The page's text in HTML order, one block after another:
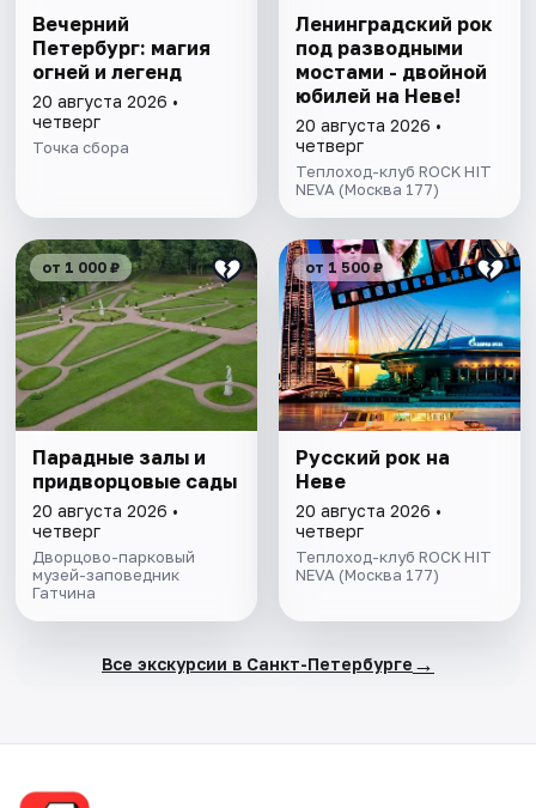
Вечерний
Петербург: магия
огней и легенд
20 августа 2026 •
четверг
Точка сбора
Ленинградский рок
под разводными
мостами - двойной
юбилей на Неве!
20 августа 2026 •
четверг
Теплоход-клуб ROCK HIT
NEVA (Москва 177)
от 1 000 ₽
Парадные залы и
придворцовые сады
20 августа 2026 •
четверг
Дворцово-парковый
музей-заповедник
Гатчина
от 1 500 ₽
Русский рок на
Неве
20 августа 2026 •
четверг
Теплоход-клуб ROCK HIT
NEVA (Москва 177)
Все экскурсии в Санкт-Петербурге →